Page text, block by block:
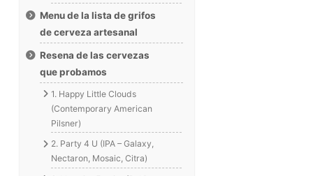
Menu de la lista de grifos
de cerveza artesanal
Resena de las cervezas
que probamos
1. Happy Little Clouds
(Contemporary American
Pilsner)
2. Party 4 U (IPA – Galaxy,
Nectaron, Mosaic, Citra)